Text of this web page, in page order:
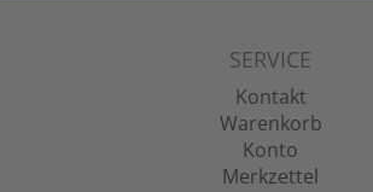
SERVICE
Kontakt
Warenkorb
Konto
Merkzettel